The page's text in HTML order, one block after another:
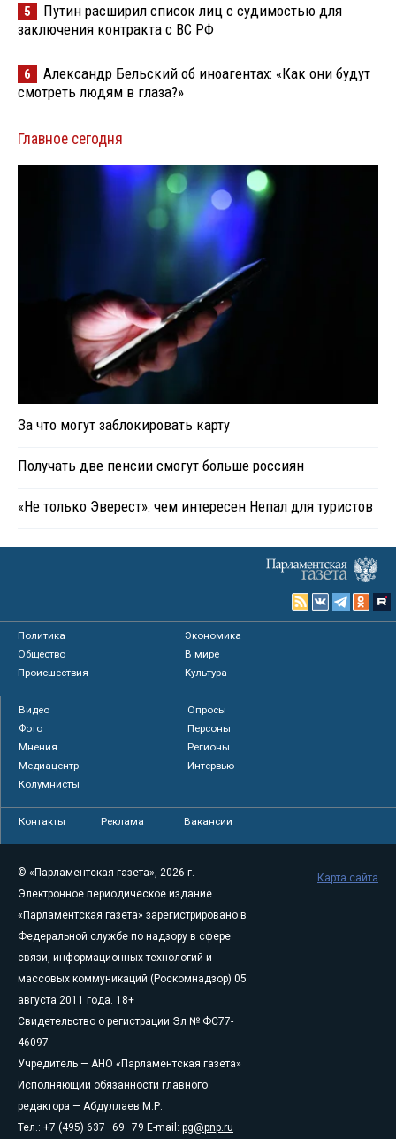
5
Путин расширил список лиц с судимостью для
заключения контракта с ВС РФ
6
Александр Бельский об иноагентах: «Как они будут
смотреть людям в глаза?»
Главное сегодня
За что могут заблокировать карту
Получать две пенсии смогут больше россиян
«Не только Эверест»: чем интересен Непал для туристов
Политика
Экономика
Общество
В мире
Происшествия
Культура
Видео
Опросы
Фото
Персоны
Мнения
Регионы
Медиацентр
Интервью
Колумнисты
Контакты Реклама Вакансии
© «Парламентская газета», 2026 г.
Электронное периодическое издание
«Парламентская газета» зарегистрировано в
Федеральной службе по надзору в сфере
связи, информационных технологий и
массовых коммуникаций (Роскомнадзор) 05
августа 2011 года. 18+
Свидетельство о регистрации Эл № ФС77-
46097
Учредитель — АНО «Парламентская газета»
Исполняющий обязанности главного
редактора — Абдуллаев М.Р.
Тел.: +7 (495) 637–69–79 E-mail: pg@pnp.ru
Карта сайта